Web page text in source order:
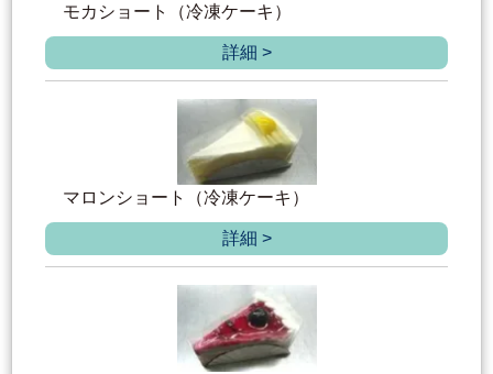
モカショート（冷凍ケーキ）
詳細 >
マロンショート（冷凍ケーキ）
詳細 >